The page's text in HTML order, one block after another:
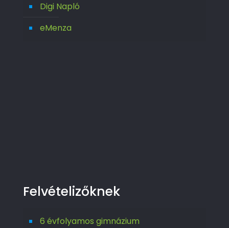
Digi Napló
eMenza
Felvételizőknek
6 évfolyamos gimnázium